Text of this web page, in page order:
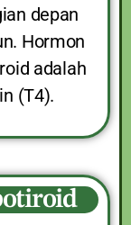
depan
Hormon
adalah
(T4).